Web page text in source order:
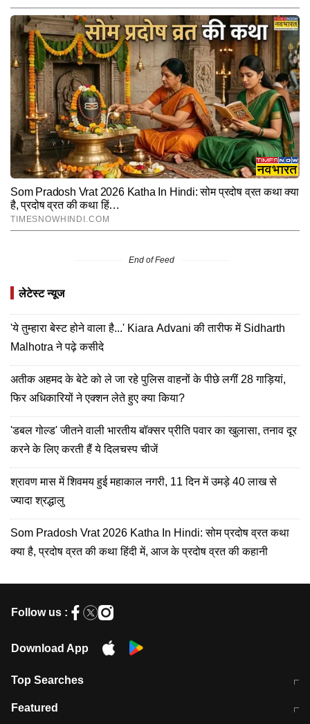
End of Feed
लेटेस्ट न्यूज
'ये तुम्हारा बेस्ट होने वाला है...' Kiara Advani की तारीफ में Sidharth
Malhotra ने पढ़े कसीदे
अतीक अहमद के बेटे को ले जा रहे पुलिस वाहनों के पीछे लगीं 28 गाड़ियां,
फिर अधिकारियों ने एक्शन लेते हुए क्या किया?
'डबल गोल्ड' जीतने वाली भारतीय बॉक्सर प्रीति पवार का खुलासा, तनाव दूर
करने के लिए करती हैं ये दिलचस्प चीजें
श्रावण मास में शिवमय हुई महाकाल नगरी, 11 दिन में उमड़े 40 लाख से
ज्यादा श्रद्धालु
Som Pradosh Vrat 2026 Katha In Hindi: सोम प्रदोष व्रत कथा
क्या है, प्रदोष व्रत की कथा हिंदी में, आज के प्रदोष व्रत की कहानी
Follow us :
Download App
Top Searches
मुंबई में लगे 'जेन जी' के पोस्टर, लिखा- 'मैं
Featured